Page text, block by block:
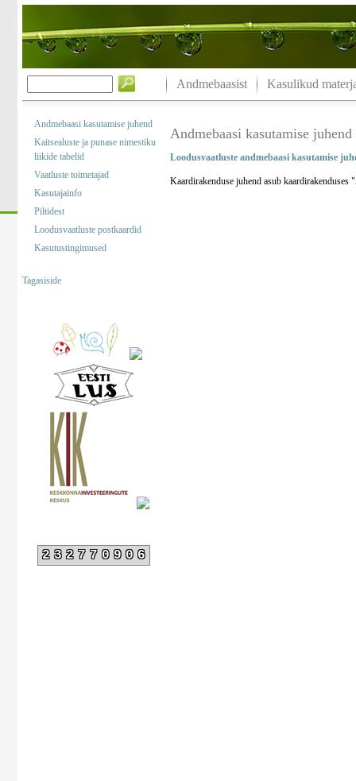
Andmebaasist Kasulikud
Andmebaasi kasutamise juhend
Kaitsealuste ja punase nimestiku
liikide tabelid
Vaatluste toimetajad
Kasutajainfo
Piltidest
Loodusvaatluste postkaardid
Kasutustingimused
Tagasiside
232770906
Andmebaasi kasutamise juhend
Loodusvaatluste andmebaasi kasutamise
Kaardirakenduse juhend asub kaardirakenduses